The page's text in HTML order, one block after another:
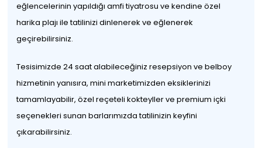
eğlencelerinin yapıldığı amfi tiyatrosu ve kendine özel
harika plajı ile tatilinizi dinlenerek ve eğlenerek
geçirebilirsiniz.
Tesisimizde 24 saat alabileceğiniz resepsiyon ve belboy
hizmetinin yanısıra, mini marketimizden eksiklerinizi
tamamlayabilir, özel reçeteli kokteyller ve premium içki
seçenekleri sunan barlarımızda tatilinizin keyfini
çıkarabilirsiniz.